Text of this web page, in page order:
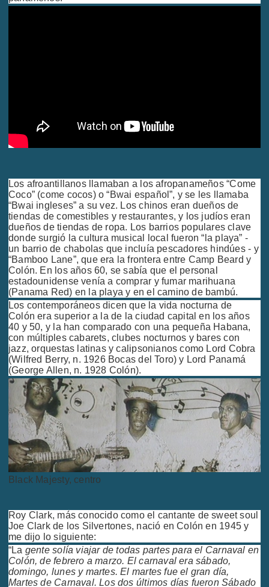
Los afroantillanos llamaban a los afropanameños “Come
Coco” (come cocos) o “Bwai español”, y se les llamaba
“Bwai ingleses” a su vez. Los chinos eran dueños de
tiendas de comestibles y restaurantes, y los judíos eran
dueños de tiendas de ropa. Los barrios populares clave
donde surgió la cultura musical local fueron “la playa” -
un barrio de chabolas que incluía pescadores hindúes - y
“Bamboo Lane”, que era la frontera entre Camp Beard y
Colón. En los años 60, se sabía que el personal
estadounidense venía a comprar y fumar marihuana
(Panama Red) en la playa y en el camino de bambú.
Los contemporáneos dicen que la vida nocturna de
Colón era superior a la de la ciudad capital en los años
40 y 50, y la han comparado con una pequeña Habana,
con múltiples cabarets, clubes nocturnos y bares con
jazz, orquestas latinas y calipsonianos como Lord Cobra
(Wilfred Berry, n. 1926 Bocas del Toro) y Lord Panamá
(George Allen, n. 1928 Colón).
Black Majesty, centro
Roy Clark, más conocido como el cantante de sweet soul
Joe Clark de los Silvertones, nació en Colón en 1945 y
me dijo lo siguiente:
“La gente solía viajar de todas partes para el Carnaval en
Colón, de febrero a marzo. El carnaval era sábado,
domingo, lunes y martes. El martes fue el gran día,
Martes de Carnaval. Los dos últimos días fueron Sábado